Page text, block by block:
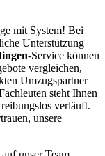
mit System! Bei
Unterstützung
-Service können
vergleichen,
Umzugspartner
steht Ihnen
verläuft.
unsere